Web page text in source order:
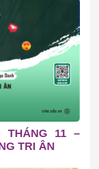
THÁNG 11 –
TRI ÂN